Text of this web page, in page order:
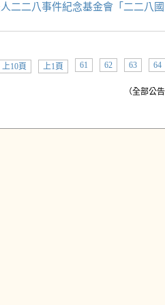
人二二八事件紀念基金會「二二八
上10頁 上1頁 61 62 63 64
（全部公